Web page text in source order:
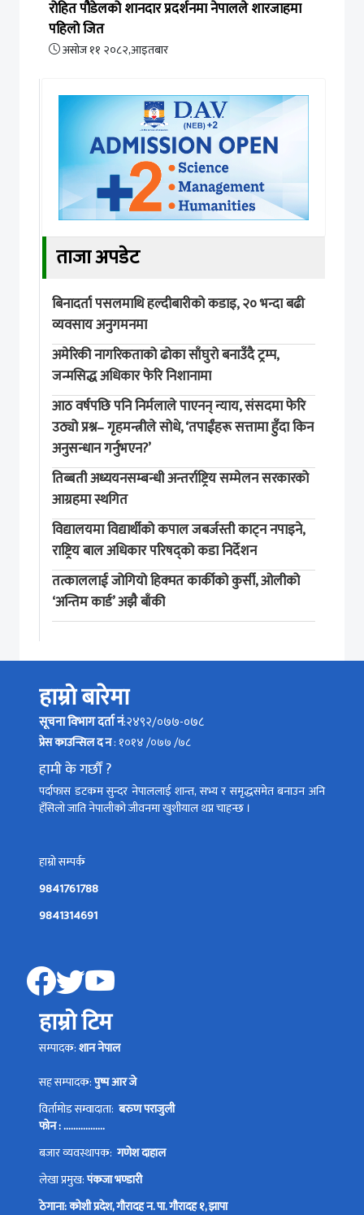
रोहित पौडेलको शानदार प्रदर्शनमा नेपालले शारजाहमा
पहिलो जित
असोज ११ २०८२,आइतबार
ताजा अपडेट
बिनादर्ता पसलमाथि हल्दीबारीको कडाइ, २० भन्दा बढी
व्यवसाय अनुगमनमा
अमेरिकी नागरिकताको ढोका साँघुरो बनाउँदै ट्रम्प,
जन्मसिद्ध अधिकार फेरि निशानामा
आठ वर्षपछि पनि निर्मलाले पाएनन् न्याय, संसदमा फेरि
उठ्यो प्रश्न– गृहमन्त्रीले सोधे, ‘तपाईंहरू सत्तामा हुँदा किन
अनुसन्धान गर्नुभएन?’
तिब्बती अध्ययनसम्बन्धी अन्तर्राष्ट्रिय सम्मेलन सरकारको
आग्रहमा स्थगित
विद्यालयमा विद्यार्थीको कपाल जबर्जस्ती काट्न नपाइने,
राष्ट्रिय बाल अधिकार परिषद्को कडा निर्देशन
तत्काललाई जोगियो हिक्मत कार्कीको कुर्सी, ओलीको
‘अन्तिम कार्ड’ अझै बाँकी
हाम्रो बारेमा
सूचना विभाग दर्ता नं:२४९२/०७७-०७८
प्रेस काउन्सिल द न: १०१४ /०७७ /७८
हामी के गर्छौं ?
पर्दाफास डटकम सुन्दर नेपाललाई शान्त, सभ्य र समृद्धसमेत बनाउन अनि
हँसिलो जाति नेपालीको जीवनमा खुशीयाल थप्न चाहन्छ ।
हाम्रो सम्पर्क
9841761788
9841314691
हाम्रो टिम
सम्पादक:शान नेपाल
सह सम्पादक:पुष्प आर जे
विर्तामोड सम्वादाता: बरुण पराजुली
फोन : .................
बजार व्यवस्थापक: गणेश दाहाल
लेखा प्रमुख:पंकजा भण्डारी
ठेगाना: कोशी प्रदेश, गौरादह न. पा. गौरादह १, झापा